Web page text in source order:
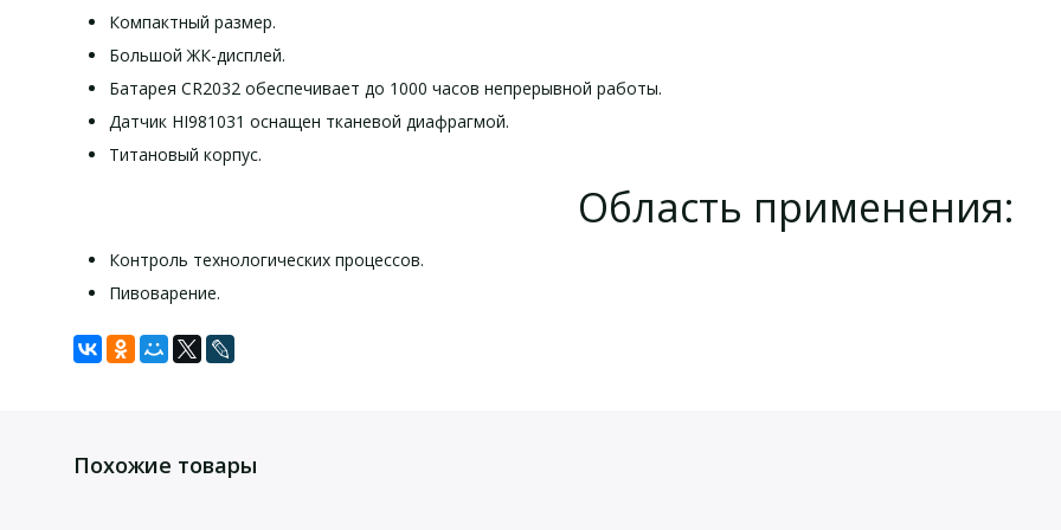
Компактный размер.
Большой ЖК-дисплей.
Батарея CR2032 обеспечивает до 1000 часов непрерывной работы.
Датчик HI981031 оснащен тканевой диафрагмой.
Титановый корпус.
Область применения:
Контроль технологических процессов.
Пивоварение.
буфера pH 4,01 (2 саше.); pH 7,01 (2 саше.);
Похожие товары